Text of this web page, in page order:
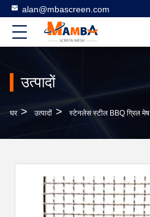
alan@mbascreen.com
उत्पादों
घर > उत्पादों > स्टेनलेस स्टील BBQ ग्रिल मेष